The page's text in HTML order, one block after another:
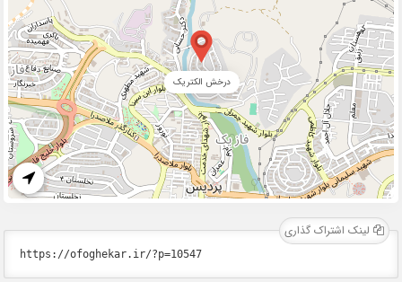
درخش الکتریک
لینک اشتراک گذاری